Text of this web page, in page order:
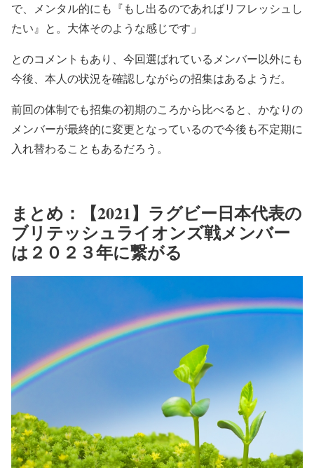
で、メンタル的にも『もし出るのであればリフレッシュし
たい』と。大体そのような感じです」
とのコメントもあり、今回選ばれているメンバー以外にも
今後、本人の状況を確認しながらの招集はあるようだ。
前回の体制でも招集の初期のころから比べると、かなりの
メンバーが最終的に変更となっているので今後も不定期に
入れ替わることもあるだろう。
まとめ：【2021】ラグビー日本代表の
ブリテッシュライオンズ戦メンバー
は２０２３年に繋がる